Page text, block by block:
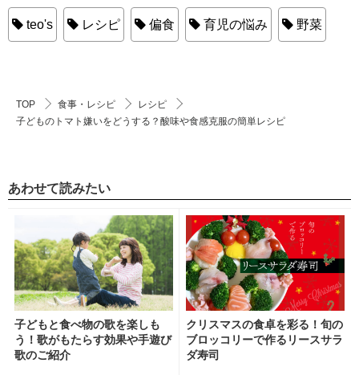
teo's レシピ 偏食 育児の悩み 野菜
TOP 食事・レシピ
レシピ
子どものトマト嫌いをどうする？酸味や食感克服の簡単レシピ
あわせて読みたい
子どもと食べ物の歌を楽しも
う！歌がもたらす効果や手遊び
歌のご紹介
クリスマスの食卓を彩る！旬の
ブロッコリーで作るリースサラ
ダ寿司